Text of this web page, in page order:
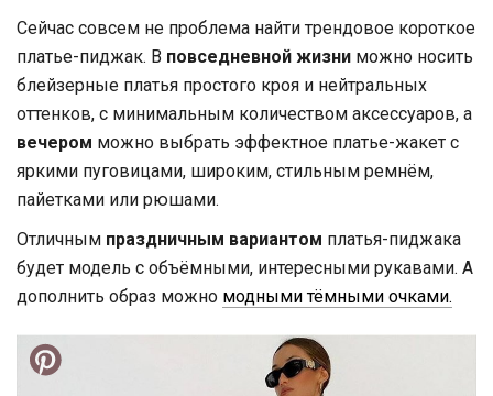
Сейчас совсем не проблема найти трендовое короткое
платье-пиджак. В повседневной жизни можно носить
блейзерные платья простого кроя и нейтральных
оттенков, с минимальным количеством аксессуаров, а
вечером можно выбрать эффектное платье-жакет с
яркими пуговицами, широким, стильным ремнём,
пайетками или рюшами.
Отличным праздничным вариантом платья-пиджака
будет модель с объёмными, интересными рукавами. А
дополнить образ можно модными тёмными очками.